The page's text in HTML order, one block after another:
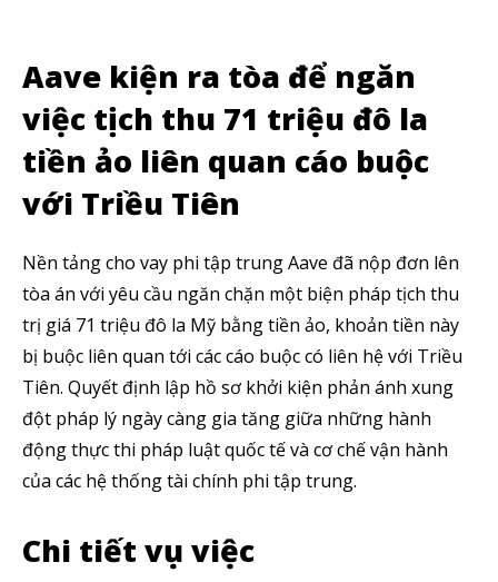
Aave kiện ra tòa để ngăn
việc tịch thu 71 triệu đô la
tiền ảo liên quan cáo buộc
với Triều Tiên
Nền tảng cho vay phi tập trung Aave đã nộp đơn lên
tòa án với yêu cầu ngăn chặn một biện pháp tịch thu
trị giá 71 triệu đô la Mỹ bằng tiền ảo, khoản tiền này
bị buộc liên quan tới các cáo buộc có liên hệ với Triều
Tiên. Quyết định lập hồ sơ khởi kiện phản ánh xung
đột pháp lý ngày càng gia tăng giữa những hành
động thực thi pháp luật quốc tế và cơ chế vận hành
của các hệ thống tài chính phi tập trung.
Chi tiết vụ việc